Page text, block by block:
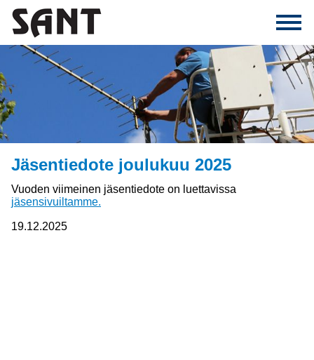
Jäsentiedote joulukuu 2025
Vuoden viimeinen jäsentiedote on luettavissa
jäsensivuiltamme.
19.12.2025